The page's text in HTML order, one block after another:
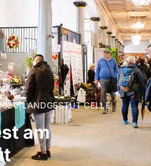
|LANDGESTÜT CELLE
am